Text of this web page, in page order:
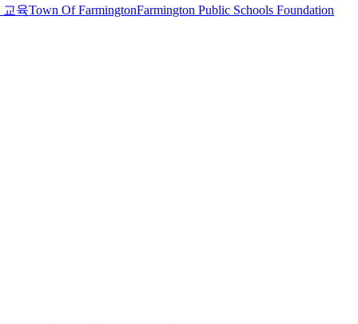
교육Town Of FarmingtonFarmington Public Schools Foundation